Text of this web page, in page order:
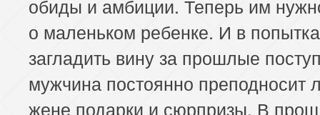
обиды и амбиции. Теперь им
о маленьком ребенке. И в
загладить вину за прошлые
мужчина постоянно преподносит
жене подарки и сюрпризы. В